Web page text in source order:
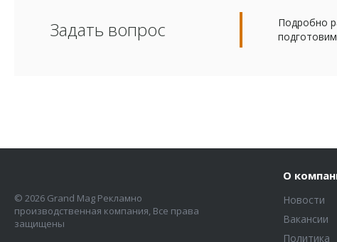
Задать вопрос
Подробно
© 2026 Grand Mag Рекламно
производственная компания, Все права
защищены
О
Новости
Вакансии
Политика